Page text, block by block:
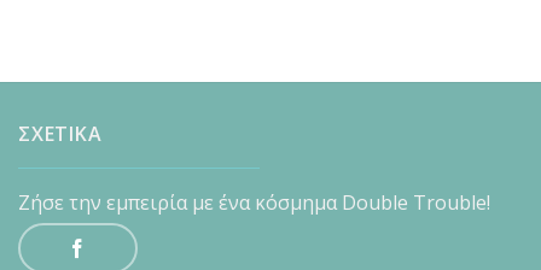
ΣΧΕΤΙΚΑ
Ζήσε την εμπειρία με ένα κόσμημα Double Trouble!